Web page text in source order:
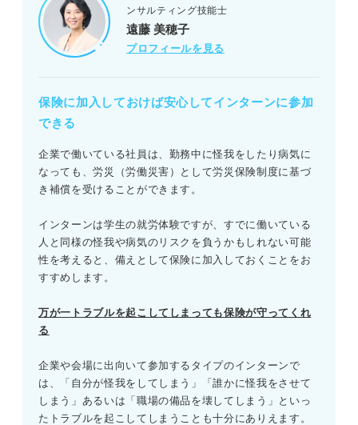
ンサルティング技能士
遠藤 美穂子
プロフィールを見る
保険に加入しておけば安心してインターンに参加
できる
企業で働いている社員は、勤務中に怪我をしたり病気に
なっても、労災（労働災害）として労災保険制度に基づ
き補償を受けることができます。
インターンは学生の就労体験ですが、すでに働いている
人と同様の怪我や病気のリスクを負うかもしれない可能
性を考えると、備えとして保険に加入しておくことをお
すすめします。
万が一トラブルを起こしてしまっても保険が守ってくれ
る
企業や会場に出向いて参加するタイプのインターンで
は、「自分が怪我をしてしまう」「誰かに怪我をさせて
しまう」あるいは「職場の備品を壊してしまう」といっ
たトラブルを起こしてしまうことも十分にありえます。